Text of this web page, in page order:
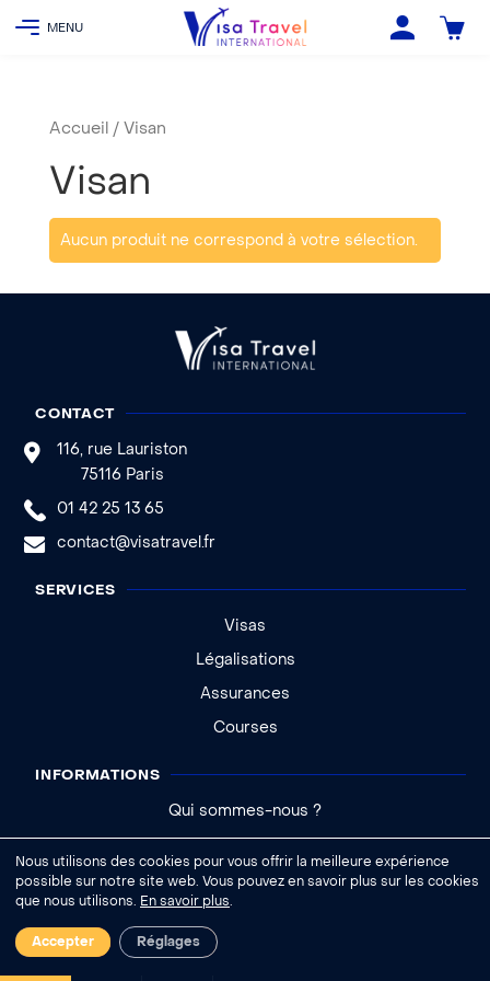
Accueil / Visan
Visan
Aucun produit ne correspond à votre sélection.
CONTACT
116, rue Lauriston
75116 Paris
01 42 25 13 65
contact@visatravel.fr
SERVICES
Visas
Légalisations
Assurances
Courses
INFORMATIONS
Qui sommes-nous ?
Aide - FAQ
Nous utilisons des cookies pour vous offrir la meilleure expérience
possible sur notre site web. Vous pouvez en savoir plus sur les cookies
que nous utilisons. En savoir plus.
Accepter Réglages